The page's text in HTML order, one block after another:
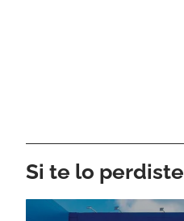
Si te lo perdiste